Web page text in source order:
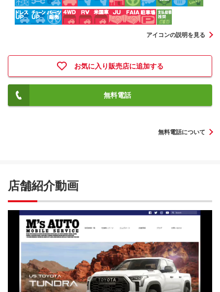
アイコンの説明を見る
お気に入り販売店に追加する
無料電話
無料電話について
店舗紹介動画